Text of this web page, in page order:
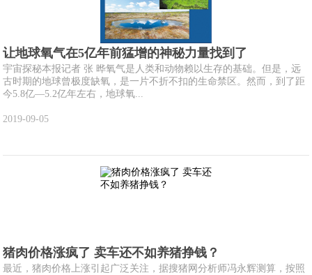
让地球氧气在5亿年前猛增的神秘力量找到了
宇宙探秘本报记者 张 晔氧气是人类和动物赖以生存的基础。但是，远
古时期的地球曾极度缺氧，是一片不折不扣的生命禁区。然而，到了距
今5.8亿—5.2亿年左右，地球氧...
2019-09-05
猪肉价格涨疯了 卖车还不如养猪挣钱？
最近，猪肉价格上涨引起广泛关注，据搜猪网分析师冯永辉测算，按照